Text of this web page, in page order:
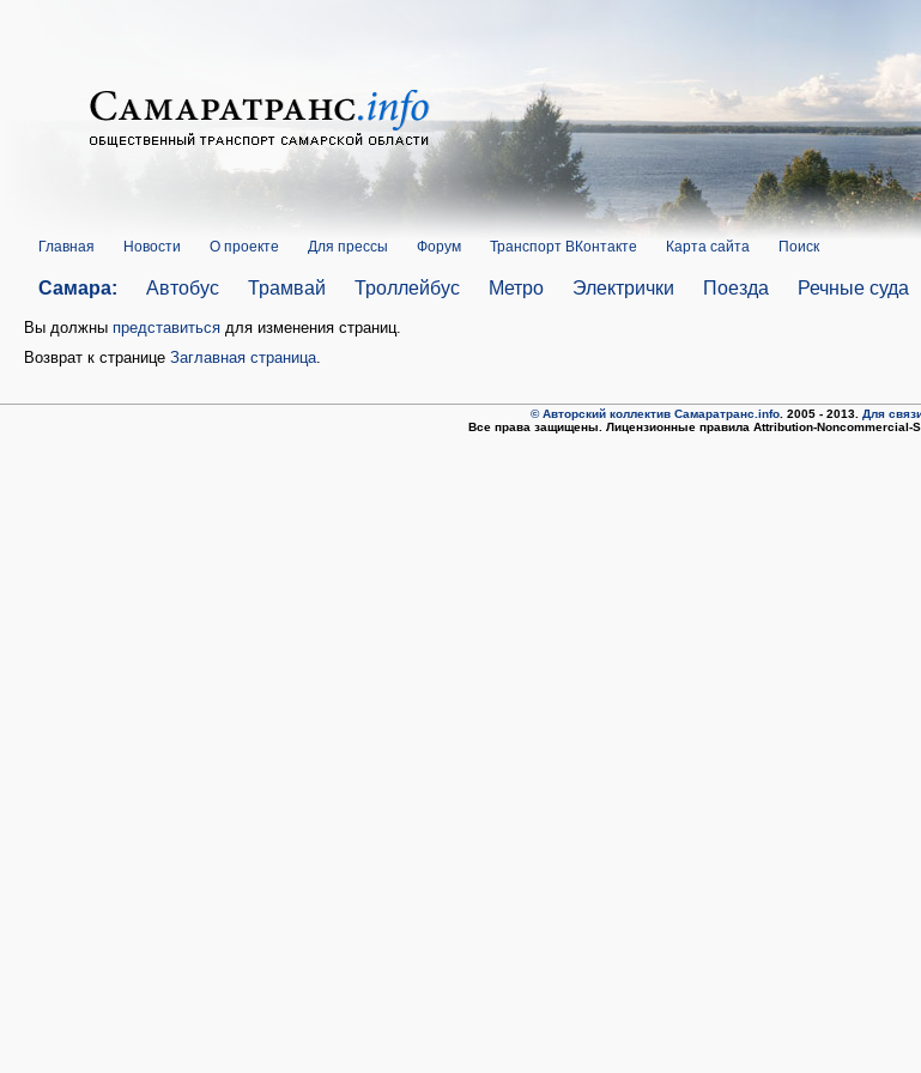
Главная Новости О проекте Для прессы Форум Транспорт ВКонтакте Карта сайта Поиск
Самара: Автобус Трамвай Троллейбус Метро Электрички Поезда Речные суда
Вы должны представиться для изменения страниц.
Возврат к странице Заглавная страница.
© Авторский коллектив Самаратранс.info. 2005 - 2013. Для
Все права защищены. Лицензионные правила Attribution-Noncommercial-